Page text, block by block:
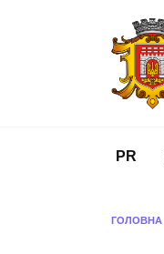
PR
ГОЛОВНА